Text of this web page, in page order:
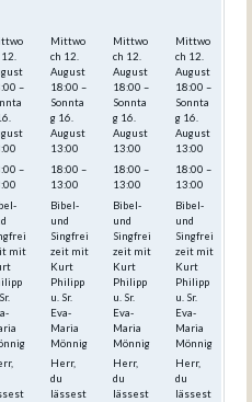
12.
–
–
mit
Mittwo
ch 12.
August
18:00 –
Sonnta
g 16.
August
13:00
18:00 –
13:00
Bibel-
und
Singfrei
zeit mit
Kurt
Philipp
u. Sr.
Eva-
Maria
Mönnig
Herr,
du
lässest
Mittwo
ch 12.
August
18:00 –
Sonnta
g 16.
August
13:00
18:00 –
13:00
Bibel-
und
Singfrei
zeit mit
Kurt
Philipp
u. Sr.
Eva-
Maria
Mönnig
Herr,
du
lässest
Mittwo
ch 12.
August
18:00 –
Sonnta
g 16.
August
13:00
18:00 –
13:00
Bibel-
und
Singfrei
zeit mit
Kurt
Philipp
u. Sr.
Eva-
Maria
Mönnig
Herr,
du
lässest